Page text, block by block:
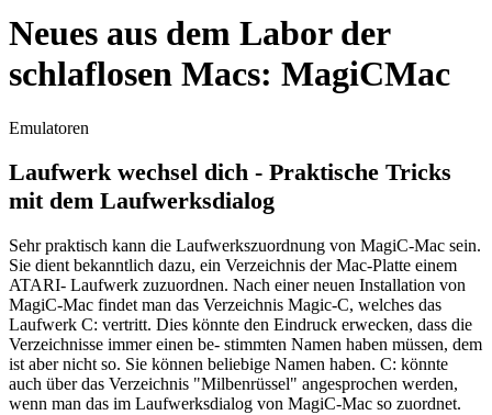
Neues aus dem Labor der
schlaflosen Macs: MagiCMac
Emulatoren
Laufwerk wechsel dich - Praktische Tricks
mit dem Laufwerksdialog
Sehr praktisch kann die Laufwerkszuordnung von MagiC-Mac sein.
Sie dient bekanntlich dazu, ein Verzeichnis der Mac-Platte einem
ATARI- Laufwerk zuzuordnen. Nach einer neuen Installation von
MagiC-Mac findet man das Verzeichnis Magic-C, welches das
Laufwerk C: vertritt. Dies könnte den Eindruck erwecken, dass die
Verzeichnisse immer einen be- stimmten Namen haben müssen, dem
ist aber nicht so. Sie können beliebige Namen haben. C: könnte
auch über das Verzeichnis "Milbenrüssel" angesprochen werden,
wenn man das im Laufwerksdialog von MagiC-Mac so zuordnet.